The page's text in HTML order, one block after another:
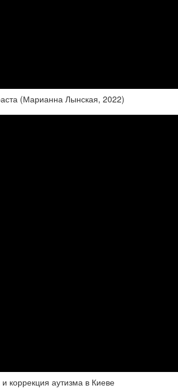
(Марианна Лынская, 2022)
коррекция аутизма в Киеве